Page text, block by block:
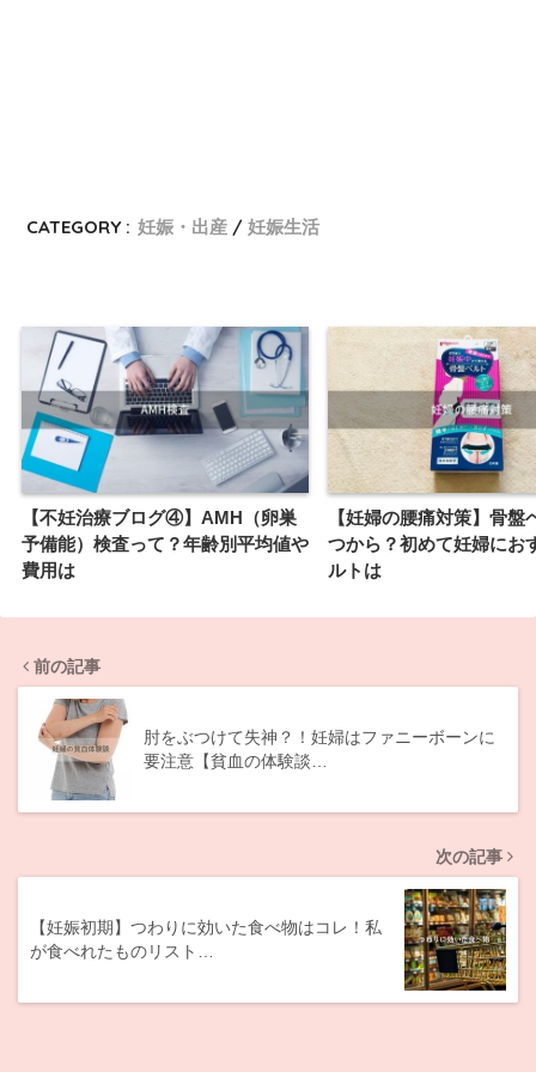
CATEGORY : 妊娠・出産 妊娠生活
【不妊治療ブログ④】AMH（卵巣
予備能）検査って？年齢別平均値や
費用は
【妊婦の腰痛対策】骨盤
つから？初めて妊婦にお
ルトは
前の記事
肘をぶつけて失神？！妊婦はファニーボーンに
要注意【貧血の体験談…
次の記事
【妊娠初期】つわりに効いた食べ物はコレ！私
が食べれたものリスト…